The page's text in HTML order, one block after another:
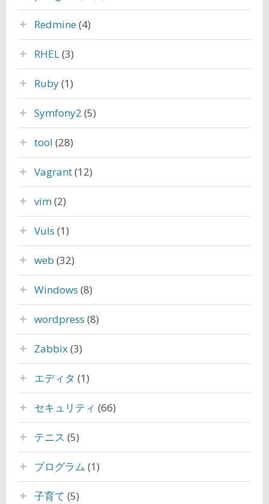
Redmine(4)
RHEL(3)
Ruby(1)
Symfony2 (5)
tool (28)
Vagrant(12)
vim(2)
Vuls (1)
web (32)
Windows (8)
wordpress (8)
Zabbix(3)
エディタ (1)
セキュリティ (66)
テニス (5)
プログラム (1)
子育て (5)